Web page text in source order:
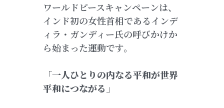
ワールドピースキャンペーンは、
インド初の女性首相であるインデ
ィラ・ガンディー氏の呼びかけか
ら始まった運動です。
「一人ひとりの内なる平和が世界
平和につながる」